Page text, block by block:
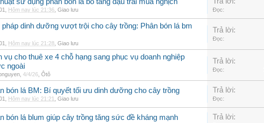
Hôm nay lúc 21:36 Giao lưu Đọc:
pháp dinh dưỡng vượt trội cho cây trồng: Phân bón lá bm
Hôm nay lúc 21:28 Giao lưu
Trả lời:
Đọc:
vụ cho thuê xe 4 chỗ hạng sang phục vụ doanh nghiệp
ngoài
4/4/26 Ôtô
Trả lời:
Đọc:
bón lá BM: Bí quyết tối ưu dinh dưỡng cho cây trồng
Hôm nay lúc 21:21 Giao lưu
Trả lời:
Đọc:
bón lá blum giúp cây trồng tăng sức đề kháng mạnh Trả lời: